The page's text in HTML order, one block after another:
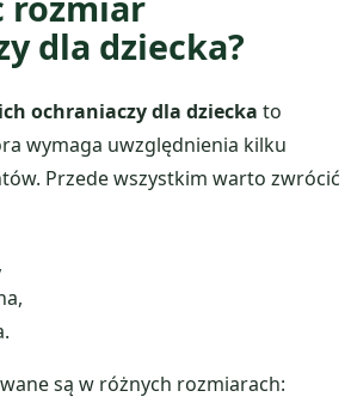
dla dziecka?
ochraniaczy dla dziecka to
wymaga uwzględnienia kilku
Przede wszystkim warto zwrócić
są w różnych rozmiarach: